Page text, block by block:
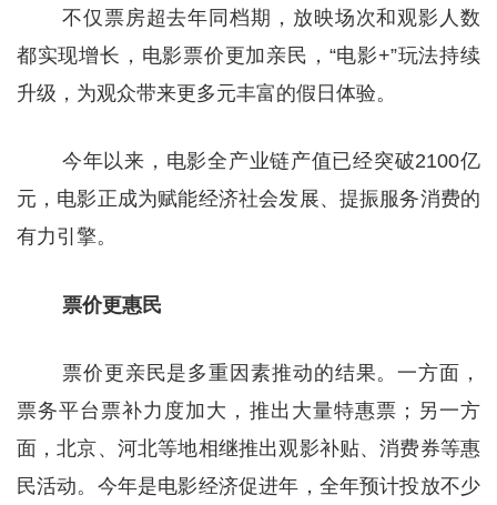
不仅票房超去年同档期，放映场次和观影人数
都实现增长，电影票价更加亲民，“电影+”玩法持续
升级，为观众带来更多元丰富的假日体验。
今年以来，电影全产业链产值已经突破2100亿
元，电影正成为赋能经济社会发展、提振服务消费的
有力引擎。
票价更惠民
票价更亲民是多重因素推动的结果。一方面，
票务平台票补力度加大，推出大量特惠票；另一方
面，北京、河北等地相继推出观影补贴、消费券等惠
民活动。今年是电影经济促进年，全年预计投放不少